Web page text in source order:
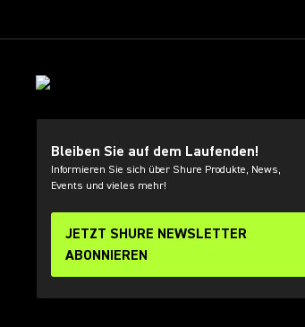
Bleiben Sie auf dem Laufenden!
Informieren Sie sich über Shure Produkte, News,
Events und vieles mehr!
JETZT SHURE NEWSLETTER
ABONNIEREN